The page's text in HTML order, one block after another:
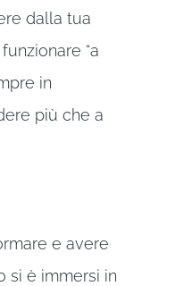
dalla tua
“a
in
più che a
e avere
si è immersi in